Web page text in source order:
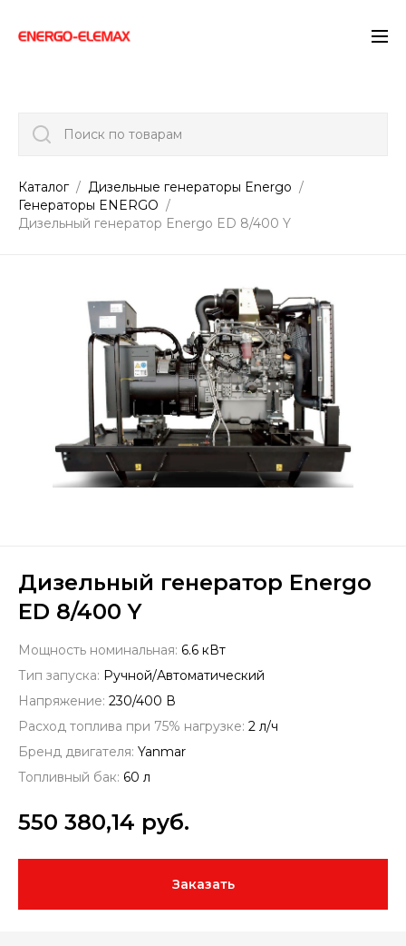
Поиск по товарам
Каталог
Дизельные генераторы Energo
Генераторы ENERGO
Дизельный генератор Energo ED 8/400 Y
Дизельный генератор Energo
ED 8/400 Y
Мощность номинальная: 6.6 кВт
Тип запуска: Ручной/Автоматический
Напряжение: 230/400 В
Расход топлива при 75% нагрузке: 2 л/ч
Бренд двигателя: Yanmar
Топливный бак: 60 л
550 380,14 руб.
Заказать